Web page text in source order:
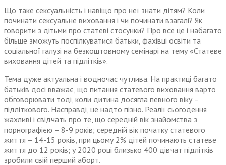
Що таке сексуальність і навіщо про неї знати дітям? Коли
починати сексуальне виховання і чи починати взагалі? Як
говорити з дітьми про статеві стосунки? Про все це і набагато
більше зможуть поспілкуватися батьки, фахівці освіти та
соціальної галузі на безкоштовному семінарі на тему «Статеве
виховання дітей та підлітків».
Тема дуже актуальна і водночас чутлива. На практиці багато
батьків досі вважає, що питання статевого виховання варто
обговорювати тоді, коли дитина досягла певного віку –
підліткового. Насправді, це надто пізно. Реалії сьогодення
жахливі і свідчать про те, що середній вік знайомства з
порнографією – 8-9 років; середній вік початку статевого
життя – 14-15 років, при цьому 2% дітей починають статеве
життя до 12 років; у 2020 році близько 400 дівчат підлітків
зробили свій перший аборт.